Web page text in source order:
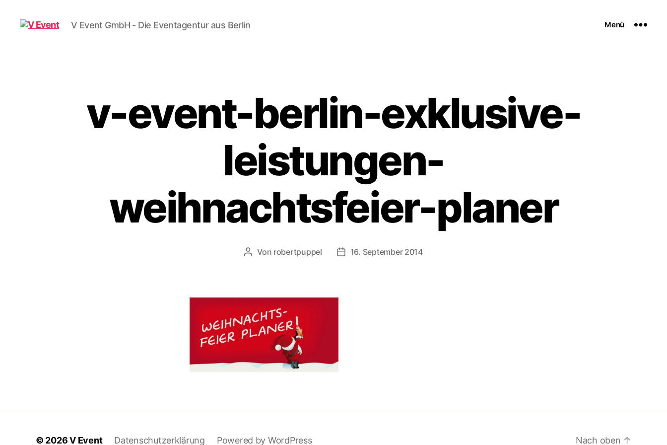
V Event GmbH - Die Eventagentur aus Berlin Menü
v-event-berlin-exklusive-
leistungen-
weihnachtsfeier-planer
Beitragsautor
Von robertpuppel Beitragsdatum
16. September 2014
© 2026V Event Datenschutzerklärung Powered by WordPress Nach oben ↑